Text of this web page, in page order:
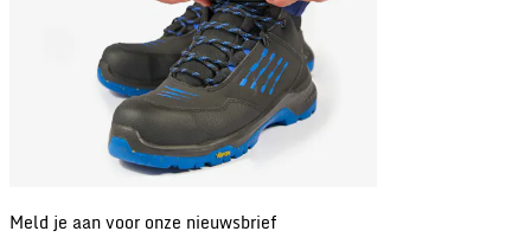
Meld je aan voor onze nieuwsbrief